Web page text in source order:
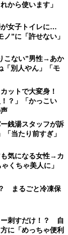
から使います」
が女子トイレに…
”に「許せない」
こない”男性→あか
別人やん」「モ
ットで大変身！
？」「かっこい
銭湯スタッフが訴
当たり前すぎ」
気になる女性→カ
くちゃ美人に」
まるごと冷凍保
ー刺すだけ！？ 自
に「めっちゃ便利